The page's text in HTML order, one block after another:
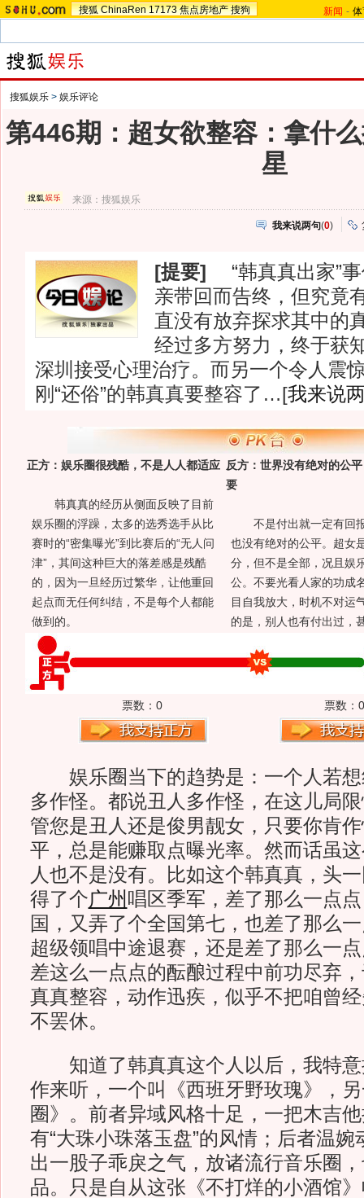
搜狐 ChinaRen 17173 焦点房地产 搜狗 新闻 -
搜狐娱乐 > 娱乐评论
第446期：超女欲整容：拿什
星
来源：搜狐娱乐
我来说两句(0)
[提要] “韩真真出家”
亲带回而告终，但究竟
直没有放弃探求其中的
经过多方努力，终于获
深圳接受心理治疗。而另一个令人震
刚“还俗”的韩真真要整容了…[我来说
正方：娱乐圈很残酷，不是人人都适应
韩真真的经历从侧面反映了目前
娱乐圈的浮躁，太多的选秀选手从比
赛时的“密集曝光”到比赛后的“无人问
津”，其间这种巨大的落差感是残酷
的，因为一旦经历过繁华，让他重回
起点而无任何纠结，不是每个人都能
做到的。
反方：世界没有绝对的公
要
不是付出就一定有回
也没有绝对的公平。超女
分，但不是全部，况且娱
公。不要光看人家的功成
目自我放大，时机不对运
的是，别人也有付出过，
票数： 0 票数： 0
娱乐圈当下的趋势是：一个人若想
多作怪。都说丑人多作怪，在这儿局
管您是丑人还是俊男靓女，只要你肯
平，总是能赚取点曝光率。然而话虽
人也不是没有。比如这个韩真真，头
得了个广州 唱区季军，差了那么一点
国，又弄了个全国第七，也差了那么
超级领唱中途退赛，还是差了那么一
差这么一点点的酝酿过程中前功尽弃
真真整容，动作迅疾，似乎不把咱曾
不罢休。
知道了韩真真这个人以后，我特意
作来听，一个叫《西班牙野玫瑰》，
圈》。前者异域风格十足，一把木吉
有“大珠小珠落玉盘”的风情；后者温
出一股子乖戾之气，放诸流行音乐圈
品。只是自从这张《不打烊的小酒馆